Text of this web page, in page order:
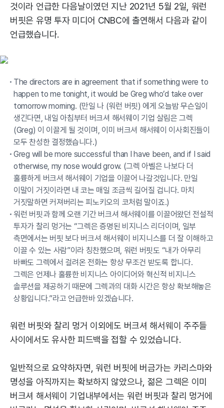
것이라 언급한 다음날이였던 지난 2021년 5월 2일, 워런
버핏은 유명 투자 미디어 CNBC에 출연해서 다음과 같이
언급했습니다.
The directors are in agreement that if something were to
happen to me tonight, it would be Greg who’d take over
tomorrow morning. (만일 나 (워런 버핏) 에게 오늘밤 무슨일이
생긴다면, 내일 아침부터 버크셔 해서웨이 기업 살림은 그렉
(Greg) 이 이끌게 될 것이며, 이미 버크셔 해서웨이 이사회진들이
모두 찬성한 결정했습니다.)
Greg will be more successful than I have been, and if I said
otherwise, my nose would grow. (그렉 아벨은 나보다 더
훌륭하게 버크셔 해서웨이 기업을 이끌어 나갈것입니다. 만일
이말이 거짓이라면 내 코는 매일 조금씩 길어질 겁니다. 마치
거짓말하면 커져버리는 피노키오의 코처럼 말이죠.)
워런 버핏과 함께 오랜 기간 버크셔 해서웨이를 이끌어왔던 전설적
투자가 찰리 멍거는 “그렉은 증명된 비지니스 리더이며, 일부
측면에서는 버핏 보다 버크셔 해서웨이 비지니스를 더 잘 이해하고
이끌 수 있는 사람”이라 칭찬했으며, 워런 버핏도 “내가 아무리
바빠도 그렉에서 걸려온 전화는 항상 무조건 받도록 합니다.
그렉은 언제나 훌륭한 비지니스 아이디어와 혁신적 비지니스
솔루션을 제공하기 때문에 그렉과의 대화 시간은 항상 확보해놓은
상황입니다.”라고 언급한바 있겠습니다.
워런 버핏와 찰리 멍거 이외에도 버크셔 해서웨이 주주들
사이에서도 유사한 피드백을 접할 수 있었습니다.
일반적으로 요약하자면, 워런 버핏에 버금가는 카리스마와
명성을 아직까지는 확보하지 않았으나, 젊은 그렉은 이미
버크셔 해서웨이 기업내부에서는 워런 버핏과 찰리 멍거에